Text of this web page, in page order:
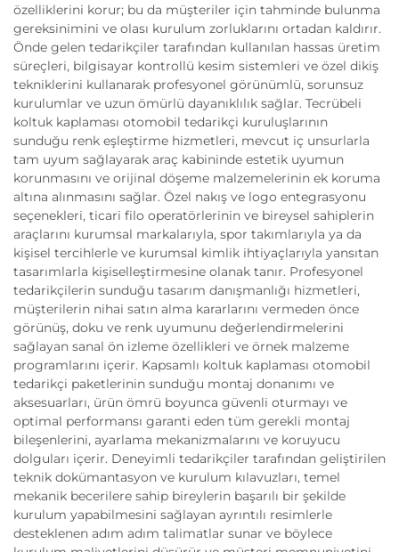
özelliklerini korur; bu da müşteriler için tahminde bulunma
gereksinimini ve olası kurulum zorluklarını ortadan kaldırır.
Önde gelen tedarikçiler tarafından kullanılan hassas üretim
süreçleri, bilgisayar kontrollü kesim sistemleri ve özel dikiş
tekniklerini kullanarak profesyonel görünümlü, sorunsuz
kurulumlar ve uzun ömürlü dayanıklılık sağlar. Tecrübeli
koltuk kaplaması otomobil tedarikçi kuruluşlarının
sunduğu renk eşleştirme hizmetleri, mevcut iç unsurlarla
tam uyum sağlayarak araç kabininde estetik uyumun
korunmasını ve orijinal döşeme malzemelerinin ek koruma
altına alınmasını sağlar. Özel nakış ve logo entegrasyonu
seçenekleri, ticari filo operatörlerinin ve bireysel sahiplerin
araçlarını kurumsal markalarıyla, spor takımlarıyla ya da
kişisel tercihlerle ve kurumsal kimlik ihtiyaçlarıyla yansıtan
tasarımlarla kişiselleştirmesine olanak tanır. Profesyonel
tedarikçilerin sunduğu tasarım danışmanlığı hizmetleri,
müşterilerin nihai satın alma kararlarını vermeden önce
görünüş, doku ve renk uyumunu değerlendirmelerini
sağlayan sanal ön izleme özellikleri ve örnek malzeme
programlarını içerir. Kapsamlı koltuk kaplaması otomobil
tedarikçi paketlerinin sunduğu montaj donanımı ve
aksesuarları, ürün ömrü boyunca güvenli oturmayı ve
optimal performansı garanti eden tüm gerekli montaj
bileşenlerini, ayarlama mekanizmalarını ve koruyucu
dolguları içerir. Deneyimli tedarikçiler tarafından geliştirilen
teknik dokümantasyon ve kurulum kılavuzları, temel
mekanik becerilere sahip bireylerin başarılı bir şekilde
kurulum yapabilmesini sağlayan ayrıntılı resimlerle
desteklenen adım adım talimatlar sunar ve böylece